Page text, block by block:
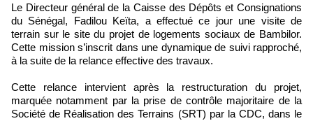
Le Directeur général de la Caisse des Dépôts et Consignations
du Sénégal, Fadilou Keïta, a effectué ce jour une visite de
terrain sur le site du projet de logements sociaux de Bambilor.
Cette mission s’inscrit dans une dynamique de suivi rapproché,
à la suite de la relance effective des travaux.
Cette relance intervient après la restructuration du projet,
marquée notamment par la prise de contrôle majoritaire de la
Société de Réalisation des Terrains (SRT) par la CDC, dans le